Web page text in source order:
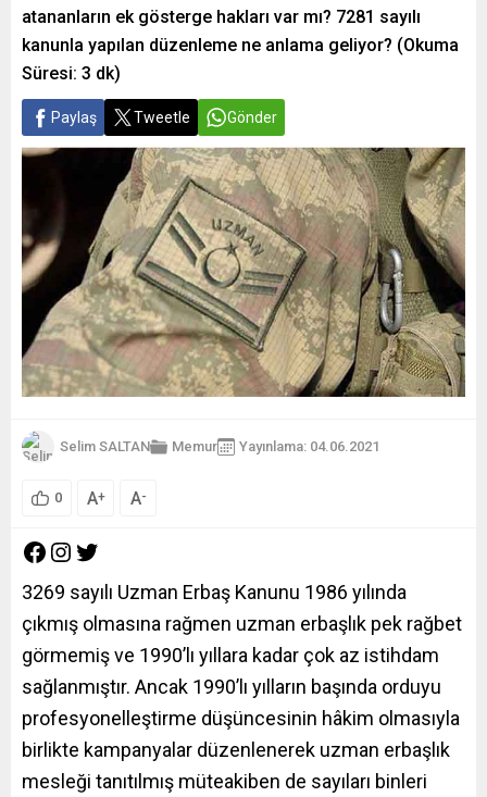
atananların ek gösterge hakları var mı? 7281 sayılı
kanunla yapılan düzenleme ne anlama geliyor? (Okuma
Süresi: 3 dk)
Paylaş Tweetle Gönder
Selim SALTAN Memur Yayınlama: 04.06.2021
0 A+ A-
3269 sayılı Uzman Erbaş Kanunu 1986 yılında
çıkmış olmasına rağmen uzman erbaşlık pek rağbet
görmemiş ve 1990’lı yıllara kadar çok az istihdam
sağlanmıştır. Ancak 1990’lı yılların başında orduyu
profesyonelleştirme düşüncesinin hâkim olmasıyla
birlikte kampanyalar düzenlenerek uzman erbaşlık
mesleği tanıtılmış müteakiben de sayıları binleri